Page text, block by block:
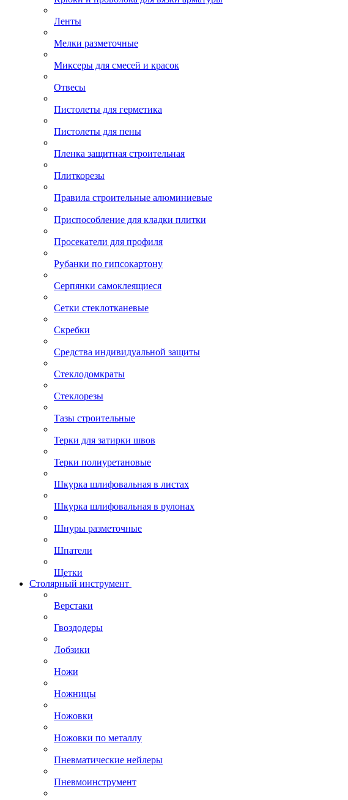
Ленты
Мелки разметочные
Миксеры для смесей и красок
Отвесы
Пистолеты для герметика
Пистолеты для пены
Пленка защитная строительная
Плиткорезы
Правила строительные алюминиевые
Приспособление для кладки плитки
Просекатели для профиля
Рубанки по гипсокартону
Серпянки самоклеящиеся
Сетки стеклотканевые
Скребки
Средства индивидуальной защиты
Стеклодомкраты
Стеклорезы
Тазы строительные
Терки для затирки швов
Терки полиуретановые
Шкурка шлифовальная в листах
Шкурка шлифовальная в рулонах
Шнуры разметочные
Шпатели
Щетки
Столярный инструмент
Верстаки
Гвоздодеры
Лобзики
Ножи
Ножницы
Ножовки
Ножовки по металлу
Пневматические нейлеры
Пневмоинструмент